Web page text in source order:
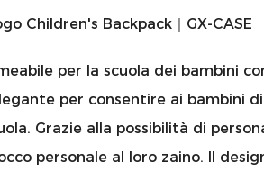
Children's Backpack｜GX-CASE
per la scuola dei bambini
per consentire ai bambini
Grazie alla possibilità di
personale al loro zaino. Il